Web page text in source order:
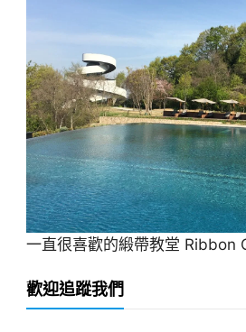
一直很喜歡的緞帶教堂 Ribbon
歡迎追蹤我們